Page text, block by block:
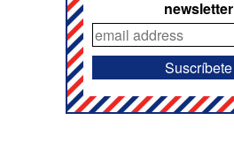
newsletter